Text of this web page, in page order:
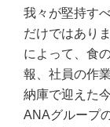
我々が堅持す
だけではあり
によって、食
報、社員の作
納庫で迎えた
ANAグループ